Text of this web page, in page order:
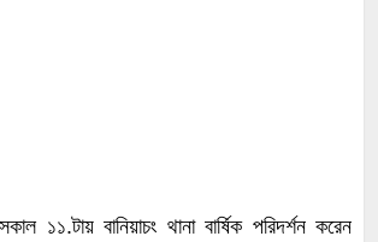
১১.টায় বানিয়াচং থানা বার্ষিক পরিদর্শন করেন